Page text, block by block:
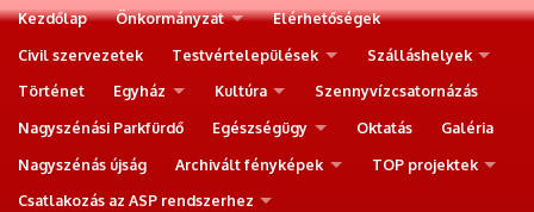
Kezdőlap Önkormányzat
Elérhetőségek
Civil szervezetek
Testvértelepülések
Szálláshelyek
Történet
Egyház Kultúra
Szennyvízcsatornázás
Nagyszénási Parkfürdő
Egészségügy Oktatás
Galéria
Nagyszénás újság
Archivált fényképek
TOP projektek
Csatlakozás az ASP rendszerhez